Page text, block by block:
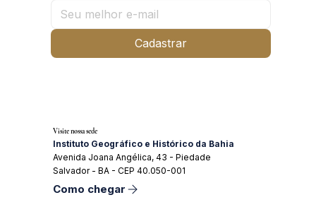
Cadastrar
Visite nossa sede
Instituto Geográfico e Histórico da Bahia
Avenida Joana Angélica, 43 - Piedade
Salvador - BA - CEP 40.050-001
Como chegar